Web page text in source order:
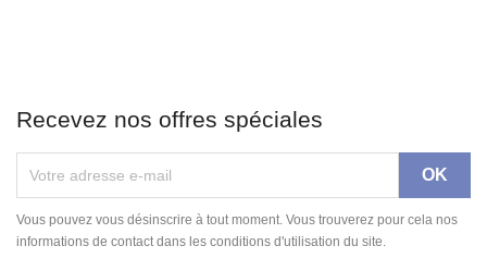
Recevez nos offres spéciales
Vous pouvez vous désinscrire à tout moment. Vous trouverez pour cela nos
informations de contact dans les conditions d'utilisation du site.